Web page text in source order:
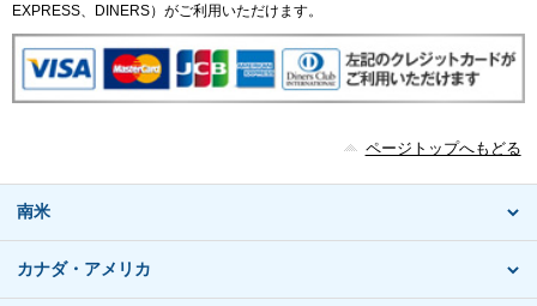
EXPRESS、DINERS）がご利用いただけます。
ページトップへもどる
南米
カナダ・アメリカ